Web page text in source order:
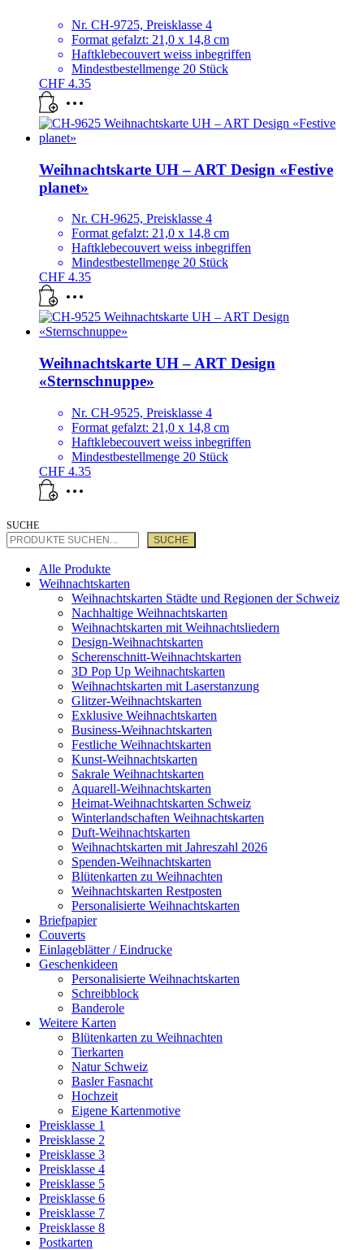
Nr. CH-9725, Preisklasse 4
Format gefalzt: 21,0 x 14,8 cm
Haftklebecouvert weiss inbegriffen
Mindestbestellmenge 20 Stück
CHF 4.35
Weihnachtskarte UH – ART Design «Festive
planet»
Nr. CH-9625, Preisklasse 4
Format gefalzt: 21,0 x 14,8 cm
Haftklebecouvert weiss inbegriffen
Mindestbestellmenge 20 Stück
CHF 4.35
Weihnachtskarte UH – ART Design
«Sternschnuppe»
Nr. CH-9525, Preisklasse 4
Format gefalzt: 21,0 x 14,8 cm
Haftklebecouvert weiss inbegriffen
Mindestbestellmenge 20 Stück
CHF 4.35
SUCHE
SUCHE
Alle Produkte
Weihnachtskarten
Weihnachtskarten Städte und Regionen der Schweiz
Nachhaltige Weihnachtskarten
Weihnachtskarten mit Weihnachtsliedern
Design-Weihnachtskarten
Scherenschnitt-Weihnachtskarten
3D Pop Up Weihnachtskarten
Weihnachtskarten mit Laserstanzung
Glitzer-Weihnachtskarten
Exklusive Weihnachtskarten
Business-Weihnachtskarten
Festliche Weihnachtskarten
Kunst-Weihnachtskarten
Sakrale Weihnachtskarten
Aquarell-Weihnachtskarten
Heimat-Weihnachtskarten Schweiz
Winterlandschaften Weihnachtskarten
Duft-Weihnachtskarten
Weihnachtskarten mit Jahreszahl 2026
Spenden-Weihnachtskarten
Blütenkarten zu Weihnachten
Weihnachtskarten Restposten
Personalisierte Weihnachtskarten
Briefpapier
Couverts
Einlageblätter / Eindrucke
Geschenkideen
Personalisierte Weihnachtskarten
Schreibblock
Banderole
Weitere Karten
Blütenkarten zu Weihnachten
Tierkarten
Natur Schweiz
Basler Fasnacht
Hochzeit
Eigene Kartenmotive
Preisklasse 1
Preisklasse 2
Preisklasse 3
Preisklasse 4
Preisklasse 5
Preisklasse 6
Preisklasse 7
Preisklasse 8
Postkarten